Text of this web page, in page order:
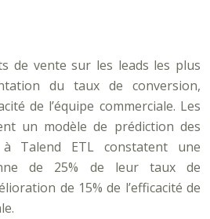
de vente sur les leads les plus
du taux de conversion,
de l’équipe commerciale. Les
un modèle de prédiction des
Talend ETL constatent une
de 25% de leur taux de
de 15% de l’efficacité de